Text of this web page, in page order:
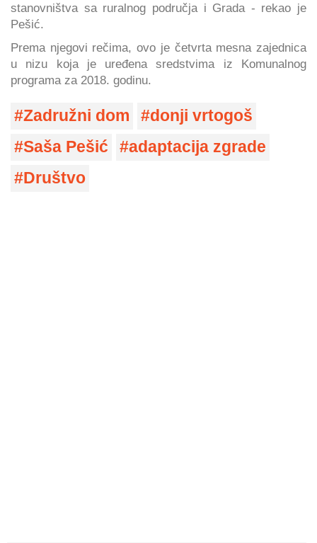
stanovništva sa ruralnog područja i Grada - rekao je
Pešić.
Prema njegovi rečima, ovo je četvrta mesna zajednica
u nizu koja je uređena sredstvima iz Komunalnog
programa za 2018. godinu.
Zadružni dom
donji vrtogoš
Saša Pešić
adaptacija zgrade
Društvo